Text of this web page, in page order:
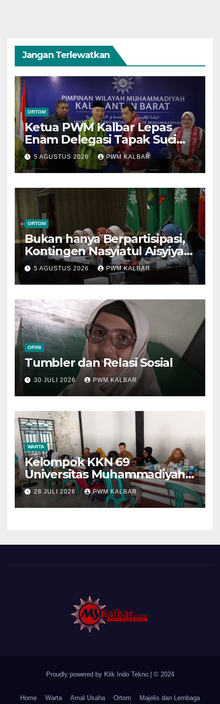
Jangan Terlewatkan
ORTOM
Ketua PWM Kalbar Lepas
Enam Delegasi Tapak Suci
Menuju Muktamar XVI di
Semarang
5 AGUSTUS 2026 PWM KALBAR
ORTOM
Bukan hanya Berpartisipasi,
Kontingen Nasyiatul Aisyiyah
Kalbar Perjuangkan Program
di Muktamar XV
5 AGUSTUS 2026 PWM KALBAR
OPINI
Tumbler dan Relasi Sosial
30 JULI 2026 PWM KALBAR
WARTA
Kelompok KKN 69
Universitas Muhammadiyah
Pontianak Dibagi Dua Tim,
Cat Bangunan dan Dampingi
Pelayanan Posyandu Lansia
28 JULI 2026 PWM KALBAR
Proudly powered by Klik Indo Tekno © 2024
Home Warta Amal Usaha Ortom Majelis dan Lembaga